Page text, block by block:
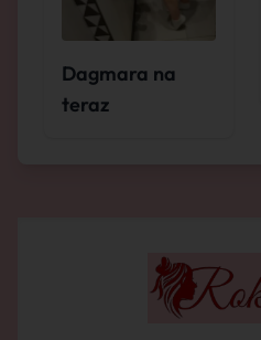
Dagmara na
teraz